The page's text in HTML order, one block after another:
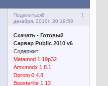
Поделиться 1
6
декабря, 2010г. 20:19:58
Скачать - Готовый
Сервер Public 2010 v6
Содержит:
Metamod 1.19p32
Amxmodx 1.8.1
Dproto 0.4.8
Boosterlite 1.13